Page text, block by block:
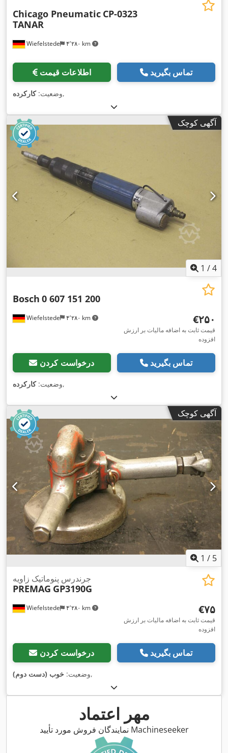
Wiefelstede ۴٬۲۸۰ km
Chicago Pneumatic CP-0323
TANAR
اطلاعات قیمت تماس بگیرید
وضعیت:کارکرده ,
آگهی کوچک
1 /4
Wiefelstede ۴٬۲۸۰ km
Bosch 0 607 151 200
‎€۲۵۰
قیمت ثابت به اضافه مالیات بر ارزش
افزوده
درخواست کردن تماس بگیرید
وضعیت:کارکرده ,
آگهی کوچک
1 / 5
Wiefelstede ۴٬۲۸۰ km
جرندرس پنوماتیک زاویه
PREMAG GP3190G
‎€۷۵
قیمت ثابت به اضافه مالیات بر ارزش
افزوده
درخواست کردن تماس بگیرید
وضعیت: خوب (دست دوم) ,
مهر اعتماد
نمایندگان فروش مورد تأیید Machineseeker